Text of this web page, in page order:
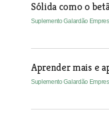
Sólida como o
Suplemento Galardão
Aprender mais e
Suplemento Galardão